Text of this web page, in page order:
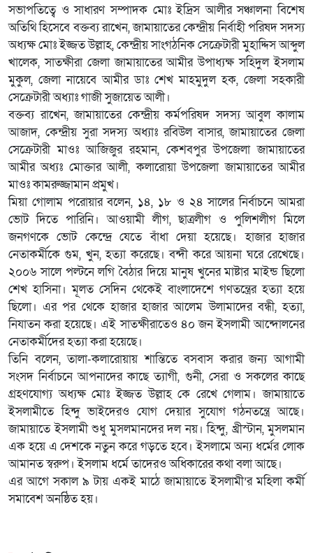
সভাপতিত্বে ও সাধারণ সম্পাদক মোঃ ইদ্রিস আলীর সঞ্চালনা বিশেষ
অতিথি হিসেবে বক্তব্য রাখেন, জামায়াতের কেন্দ্রীয় নির্বাহী পরিষদ সদস্য
অধ্যক্ষ মোঃ ইজ্জত উল্লাহ, কেন্দ্রীয় সাংগঠনিক সেক্রেটারী মুহাদ্দিস আব্দুল
খালেক, সাতক্ষীরা জেলা জামায়াতের আমীর উপাধ্যক্ষ সহিদুল ইসলাম
মুকুল, জেলা নায়েবে আমীর ডাঃ শেখ মাহমুদুল হক, জেলা সহকারী
সেক্রেটারী অধ্যাঃ গাজী সুজায়েত আলী।
বক্তব্য রাখেন, জামায়াতের কেন্দ্রীয় কর্মপরিষদ সদস্য আবুল কালাম
আজাদ, কেন্দ্রীয় সুরা সদস্য অধ্যাঃ রবিউল বাসার, জামায়াতের জেলা
সেক্রেটারী মাওঃ আজিজুর রহমান, কেশবপুর উপজেলা জামায়াতের
আমীর অধ্যঃ মোক্তার আলী, কলারোয়া উপজেলা জামায়াতের আমীর
মাওঃ কামরুজ্জামান প্রমুখ।
মিয়া গোলাম পরোয়ার বলেন, ১৪, ১৮ ও ২৪ সালের নির্বাচনে আমরা
ভোট দিতে পারিনি। আওয়ামী লীগ, ছাত্রলীগ ও পুলিশলীগ মিলে
জনগণকে ভোট কেন্দ্রে যেতে বাঁধা দেয়া হয়েছে। হাজার হাজার
নেতাকর্মীকে গুম, খুন, হত্যা করেছে। বন্দী করে আয়না ঘরে রেখেছে।
২০০৬ সালে পল্টনে লগি বৈঠার দিয়ে মানুষ খুনের মাষ্টার মাইন্ড ছিলো
শেখ হাসিনা। মূলত সেদিন থেকেই বাংলাদেশে গণতন্ত্রের হত্যা হয়ে
ছিলো। এর পর থেকে হাজার হাজার আলেম উলামাদের বন্ধী, হত্যা,
নিযাতন করা হয়েছে। এই সাতক্ষীরাতেও ৪০ জন ইসলামী আন্দোলনের
নেতাকর্মীদের হত্যা করা হয়েছে।
তিনি বলেন, তালা-কলারোয়ায় শান্তিতে বসবাস করার জন্য আগামী
সংসদ নির্বাচনে আপনাদের কাছে ত্যাগী, গুনী, সেরা ও সকলের কাছে
গ্রহণযোগ্য অধ্যক্ষ মোঃ ইজ্জত উল্লাহ কে রেখে গেলাম। জামায়াতে
ইসলামীতে হিন্দু ভাইদেরও যোগ দেয়ার সুযোগ গঠনতন্ত্রে আছে।
জামায়াতে ইসলামী শুধু মুসলমানদের দল নয়। হিন্দু, খ্রীস্টান, মুসলমান
এক হয়ে এ দেশকে নতুন করে গড়তে হবে। ইসলামে অন্য ধর্মের লোক
আমানত স্বরুপ। ইসলাম ধর্মে তাদেরও অধিকারের কথা বলা আছে।
এর আগে সকাল ৯ টায় একই মাঠে জামায়াতে ইসলামী’র মহিলা কর্মী
সমাবেশ অনষ্ঠিত হয়।